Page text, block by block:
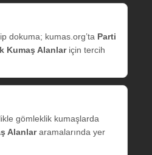
dokuma; kumas.org’ta Parti
Kumaş Alanlariçin tercih
gömleklik kumaşlarda
Alanlararamalarında yer